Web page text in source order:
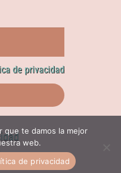
de privacidad
compras
que te damos la mejor
web.
de privacidad